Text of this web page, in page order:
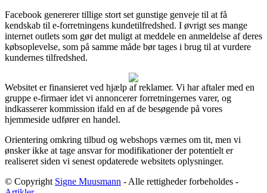
Facebook genererer tillige stort set gunstige genveje til at få
kendskab til e-forretningens kundetilfredshed. I øvrigt ses mange
internet outlets som gør det muligt at meddele en anmeldelse af deres
købsoplevelse, som på samme måde bør tages i brug til at vurdere
kundernes tilfredshed.
Websitet er finansieret ved hjælp af reklamer. Vi har aftaler med en
gruppe e-firmaer idet vi annoncerer forretningernes varer, og
indkasserer kommission ifald en af de besøgende på vores
hjemmeside udfører en handel.
Orientering omkring tilbud og webshops værnes om tit, men vi
ønsker ikke at tage ansvar for modifikationer der potentielt er
realiseret siden vi senest opdaterede websitets oplysninger.
© Copyright Signe Muusmann - Alle rettigheder forbeholdes -